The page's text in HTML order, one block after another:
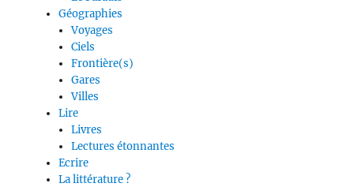
Géographies
Voyages
Ciels
Frontière(s)
Gares
Villes
Lire
Livres
Lectures étonnantes
Ecrire
La littérature ?